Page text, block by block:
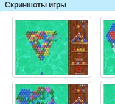
Скриншоты игры